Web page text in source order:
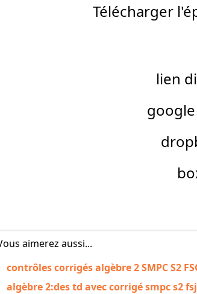
Télécharger
lien
aimerez aussi...
contrôles corrigés algèbre 2 SMPC S2
algèbre 2:des td avec corrigé smpc s2